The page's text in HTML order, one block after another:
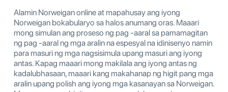
Alamin Norweigan online at mapahusay ang iyong
Norweigan bokabularyo sa halos anumang oras. Maaari
mong simulan ang proseso ng pag -aaral sa pamamagitan
ng pag -aaral ng mga aralin na espesyal na idinisenyo namin
para masuri ng mga nagsisimula upang masuri ang iyong
antas. Kapag maaari mong makilala ang iyong antas ng
kadalubhasaan, maaari kang makahanap ng higit pang mga
aralin upang polish ang iyong mga kasanayan sa Norweigan.